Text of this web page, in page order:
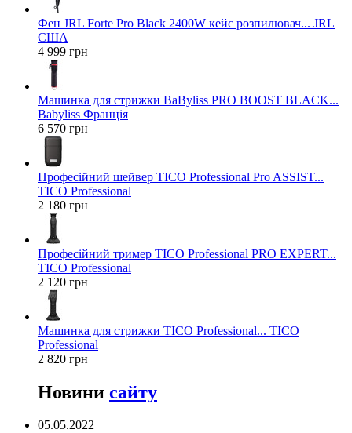
Фен JRL Forte Pro Black 2400W кейс розпилювач... JRL
США
4 999 грн
Машинка для стрижки BaByliss PRO BOOST BLACK...
Babyliss Франція
6 570 грн
Професійний шейвер TICO Professional Pro ASSIST...
TICO Professional
2 180 грн
Професійний тример TICO Professional PRO EXPERT...
TICO Professional
2 120 грн
Машинка для стрижки TICO Professional... TICO
Professional
2 820 грн
Новини сайту
05.05.2022